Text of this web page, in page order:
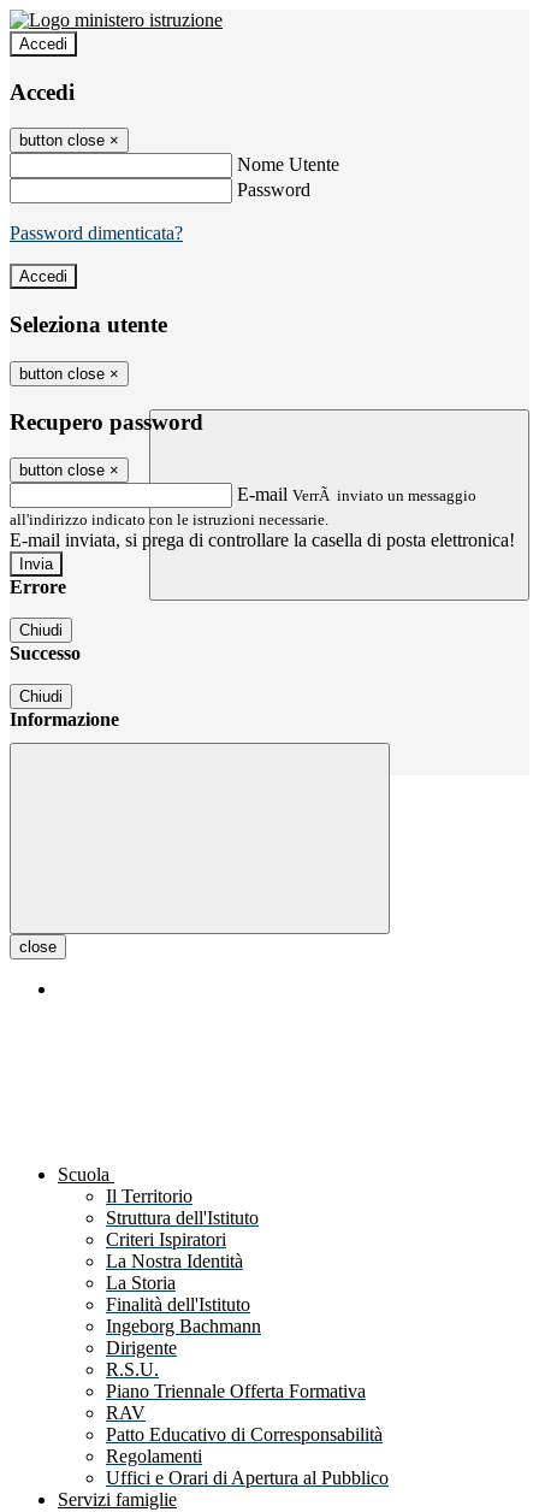
Accedi
Accedi
button close ×
Nome Utente
Password
Password dimenticata?
Seleziona utente
button close ×
Recupero password
button close ×
E-mail VerrÃ inviato un messaggio
all'indirizzo indicato con le istruzioni necessarie.
E-mail inviata, si prega di controllare la casella di posta elettronica!
Errore
Chiudi
Successo
Chiudi
Informazione
close
Scuola
Il Territorio
Struttura dell'Istituto
Criteri Ispiratori
La Nostra Identità
La Storia
Finalità dell'Istituto
Ingeborg Bachmann
Dirigente
R.S.U.
Piano Triennale Offerta Formativa
RAV
Patto Educativo di Corresponsabilità
Regolamenti
Uffici e Orari di Apertura al Pubblico
Servizi famiglie